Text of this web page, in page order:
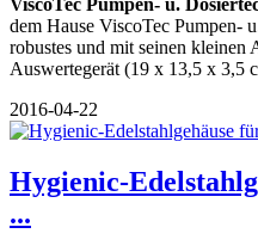
dem Hause ViscoTec Pumpen-
robustes und mit seinen kleinen
Auswertegerät (19 x 13,5 x 3,5
2016-04-22
Hygienic-
...